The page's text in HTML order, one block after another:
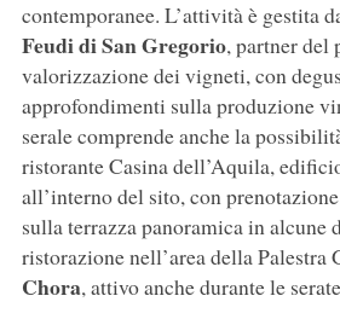
contemporanee. L’attività è gestita
Feudi di San Gregorio, partner del
valorizzazione dei vigneti, con
approfondimenti sulla produzione
serale comprende anche la
ristorante Casina dell’Aquila,
all’interno del sito, con
sulla terrazza panoramica in alcune
ristorazione nell’area della Palestra
Chora, attivo anche durante le